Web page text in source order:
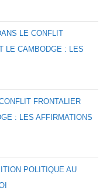
LE CONFLIT
LE CAMBODGE : LES
FRONTALIER
: LES AFFIRMATIONS
POLITIQUE AU